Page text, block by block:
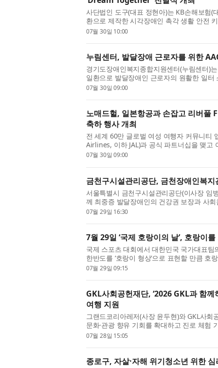
사단법인 도구(대표 정현아)는 KB손해보험
환으로 제작한 시각장애인 촉각 생활 안전
대한안마사협회에서 진행했다고 밝...
07월 30일 10:00
누림센터, 발달장애 근로자를 위한
경기도장애인복지종합지원센터(누림센터)
일환으로 발달장애인 근로자의 원활한 일
Augmentative and Alternative Commu...
07월 30일 09:00
노매드헐, 일본항공과 손잡고 리버풀
축하 행사 개최
전 세계 60만 글로벌 여성 여행자 커뮤니티
Airlines, 이하 JAL)과 공식 파트너십을 맺고
프로젝트를 진행했다고 밝혔다. 이번 협...
07월 30일 09:00
금천구시설관리공단, 금천장애인복
서울특별시 금천구시설관리공단(이사장 임
께 최중증 발달장애인의 건강권 보장과 사
다고 밝혔다. 이번 사업은 신체활동 ...
07월 29일 16:30
7월 29일 ‘국제 호랑이의 날’, 호랑이
국제 스포츠 대회에서 대한민국 국가대표
한반도를 ‘호랑이 형상’으로 표현할 만큼
재였다. 설화와 민담 속에서는 ...
07월 29일 09:15
GKL사회공헌재단, ‘2026 GKL과 함
여행 지원
그랜드코리아레저(사장 윤두현)와 GKL사
문화·관광 향유 기회를 확대하고 진로 체험
여행’ 아동 여행 프로그램을 본격 운...
07월 28일 15:05
종로구, 자살·자해 위기청소년 위한